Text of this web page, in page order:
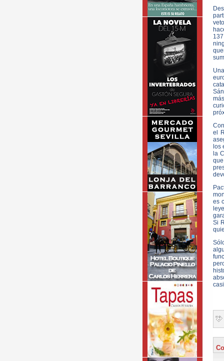
el
los
la
es
Si